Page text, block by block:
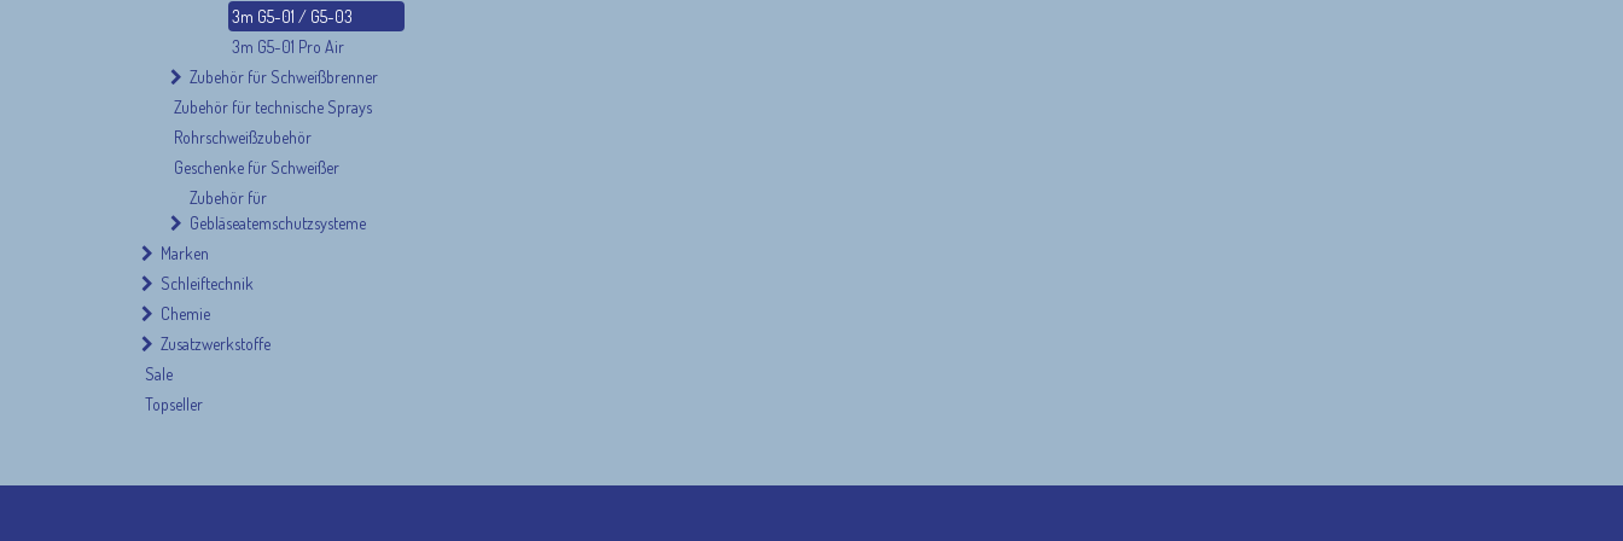
3m G5-01 / G5-03
3m G5-01 Pro Air
Zubehör für Schweißbrenner
Zubehör für technische Sprays
Rohrschweißzubehör
Geschenke für Schweißer
Zubehör für
Gebläseatemschutzsysteme
Marken
Schleiftechnik
Chemie
Zusatzwerkstoffe
Sale
Topseller